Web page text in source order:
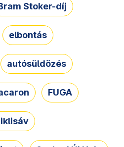
Stoker-díj
elbontás
autósüldözés
FUGA